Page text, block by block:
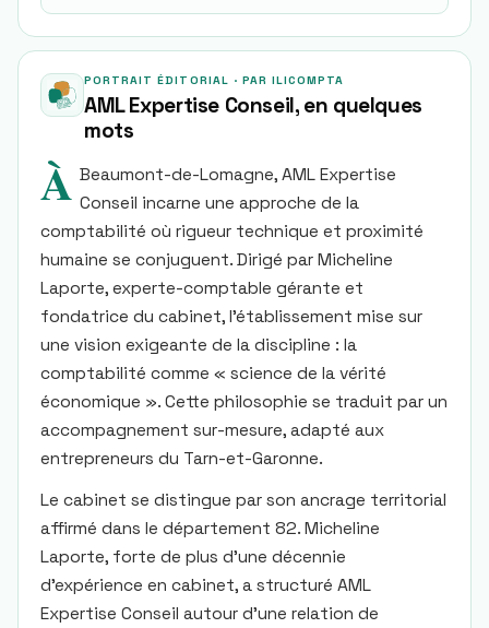
PORTRAIT ÉDITORIAL · PAR ILICOMPTA
AML Expertise Conseil, en quelques
mots
À Beaumont-de-Lomagne, AML Expertise
Conseil incarne une approche de la
comptabilité où rigueur technique et proximité
humaine se conjuguent. Dirigé par Micheline
Laporte, experte-comptable gérante et
fondatrice du cabinet, l'établissement mise sur
une vision exigeante de la discipline : la
comptabilité comme « science de la vérité
économique ». Cette philosophie se traduit par un
accompagnement sur-mesure, adapté aux
entrepreneurs du Tarn-et-Garonne.
Le cabinet se distingue par son ancrage territorial
affirmé dans le département 82. Micheline
Laporte, forte de plus d'une décennie
d'expérience en cabinet, a structuré AML
Expertise Conseil autour d'une relation de